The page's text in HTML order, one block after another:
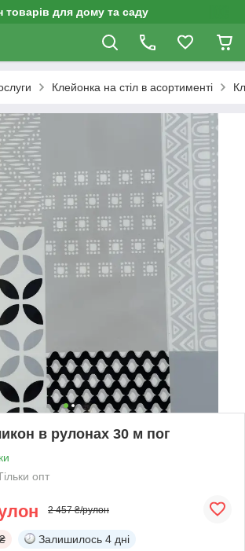
товарів для дому та саду
Клейонка на стіл в асортименті
в рулонах 30 м пог
опт
2 457 ₴/рулон
Залишилось 4 дні